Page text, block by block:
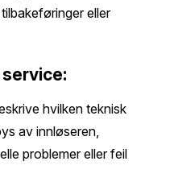
eller
hvilken teknisk
av innløseren,
problemer eller feil